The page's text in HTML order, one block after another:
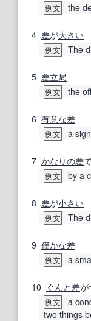
例文 the
4 差が大きい
例文 The
5 差立局
例文 the
6 有意な差
例文 a
7 かなりの差
例文 by a
8 差が小さい
例文 The
9 僅かな差
例文 a
10 ぐんと 差が
例文 a
two things